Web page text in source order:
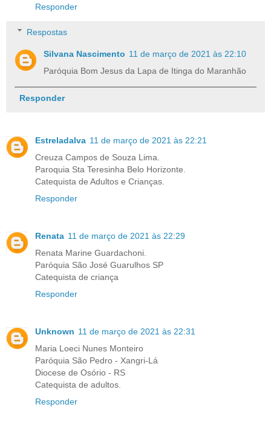
Responder
Respostas
Silvana Nascimento 11 de março de 2021 às 22:10
Paróquia Bom Jesus da Lapa de Itinga do Maranhão
Responder
Estreladalva 11 de março de 2021 às 22:21
Creuza Campos de Souza Lima.
Paroquia Sta Teresinha Belo Horizonte.
Catequista de Adultos e Crianças.
Responder
Renata 11 de março de 2021 às 22:29
Renata Marine Guardachoni.
Paróquia São José Guarulhos SP
Catequista de criança
Responder
Unknown 11 de março de 2021 às 22:31
Maria Loeci Nunes Monteiro
Paróquia São Pedro - Xangri-Lá
Diocese de Osório - RS
Catequista de adultos.
Responder